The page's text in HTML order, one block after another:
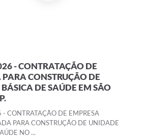
- CONTRATAÇÃO DE
PARA CONSTRUÇÃO DE
DE SAÚDE EM SÃO
CONTRATAÇÃO DE EMPRESA
PARA CONSTRUÇÃO DE UNIDADE
NO ...